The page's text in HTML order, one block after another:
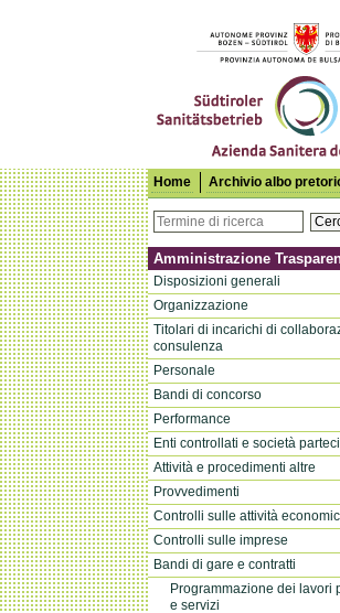
Azienda Sanitaria dell'Alto
Home Archivio albo
Amministrazione
Disposizioni generali
Organizzazione
Titolari di incarichi di
consulenza
Personale
Bandi di concorso
Performance
Enti controllati e società
Attività e procedimenti altre
Provvedimenti
Controlli sulle attività
Controlli sulle imprese
Bandi di gare e contratti
Programmazione dei lavori
e servizi